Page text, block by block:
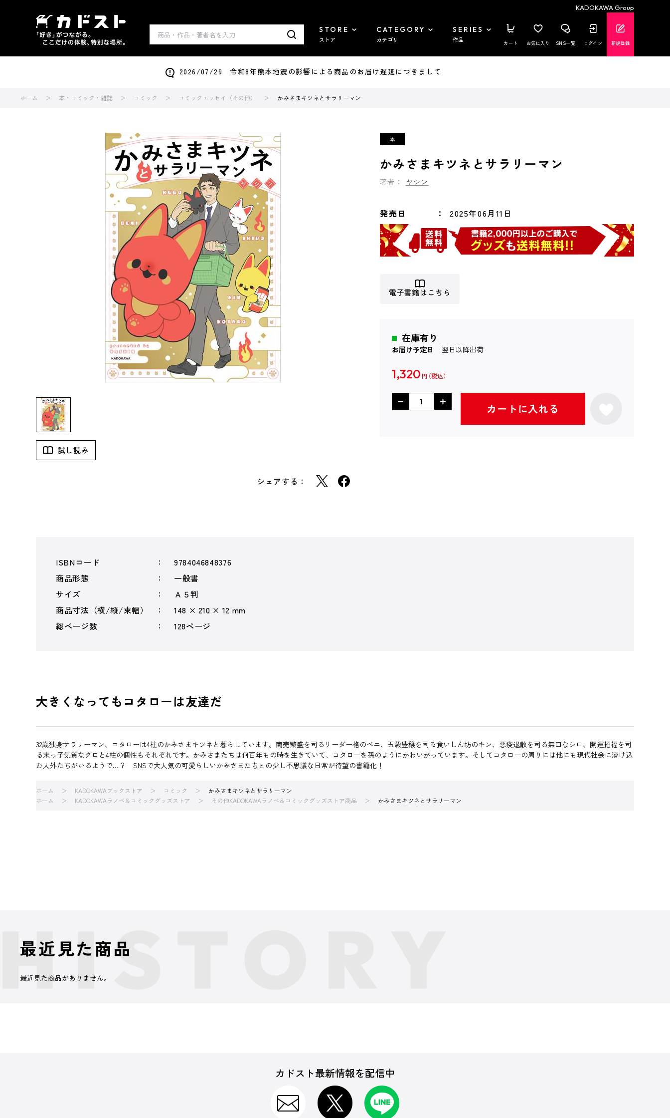
KADOKAWA Group
STORE
ストア
CATEGORY
カテゴリ
SERIES
作品 カート お気に入り SNS一覧 ログイン 新規登録
2026/07/29 令和8年熊本地震の影響による商品のお届け遅延につきまして
ホーム 本・コミック・雑誌 コミック コミックエッセイ（その他） かみさまキツネとサラリーマン
試し読み
シェアする：
かみさまキツネとサラリーマン
著者： ヤシン
発売日 2025年06月11日
電子書籍はこちら
在庫有り
お届け予定日 翌日以降出荷
1,320 円
カートに入れる
ISBNコード
9784046848376
商品形態
一般書
サイズ
Ａ５判
商品寸法（横/縦/束幅）
148 × 210 × 12 mm
総ページ数
128ページ
大きくなってもコタローは友達だ
32歳独身サラリーマン、コタローは4柱のかみさまキツネと暮らしています。商売繁盛を司るリーダー格のベニ、五穀豊穣を司る食いしん坊のキン、悪疫退散を司る無口なシロ、開運招福を司
る末っ子気質なクロと4柱の個性もそれぞれです。かみさまたちは何百年もの時を生きていて、コタローを孫のようにかわいがっています。そしてコタローの周りには他にも現代社会に溶け込
む人外たちがいるようで…？ SNSで大人気の可愛らしいかみさまたちとの少し不思議な日常が待望の書籍化！
ホーム KADOKAWAブックストア コミック
かみさまキツネとサラリーマン
ホーム
KADOKAWAラノベ＆コミックグッズストア その他KADOKAWAラノベ＆コミックグッズストア商品 かみさまキツネとサラリーマン
最近見た商品
最近見た商品がありません。
カドスト最新情報を配信中